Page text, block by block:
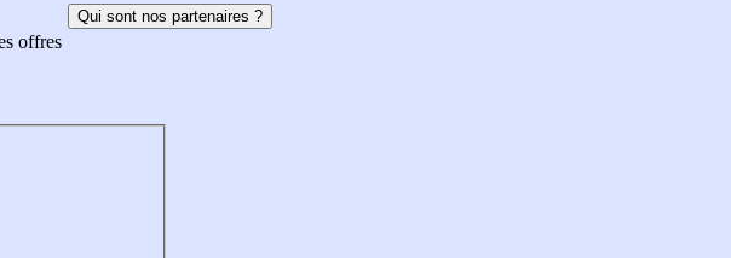
offres
Qui sont nos partenaires ?